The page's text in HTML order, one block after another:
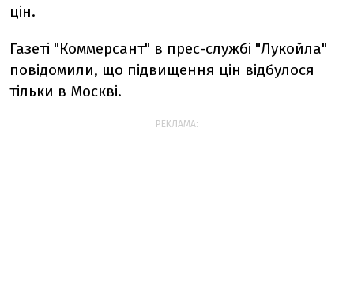
цін.
Газеті "Коммерсант" в прес-службі "Лукойла"
повідомили, що підвищення цін відбулося
тільки в Москві.
РЕКЛАМА: